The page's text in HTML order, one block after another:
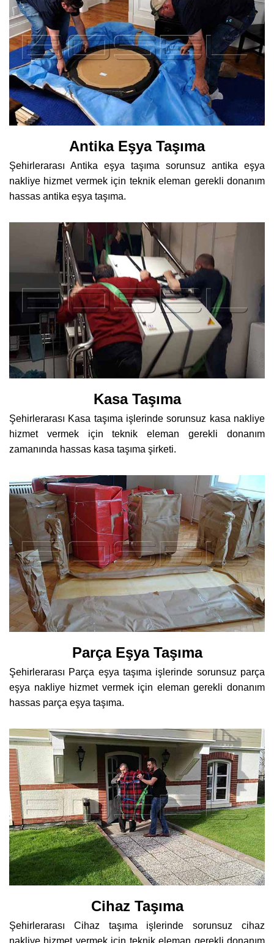
Antika Eşya Taşıma
Şehirlerarası Antika eşya taşıma sorunsuz antika eşya
nakliye hizmet vermek için teknik eleman gerekli donanım
hassas antika eşya taşıma.
Kasa Taşıma
Şehirlerarası Kasa taşıma işlerinde sorunsuz kasa nakliye
hizmet vermek için teknik eleman gerekli donanım
zamanında hassas kasa taşıma şirketi.
Parça Eşya Taşıma
Şehirlerarası Parça eşya taşıma işlerinde sorunsuz parça
eşya nakliye hizmet vermek için eleman gerekli donanım
hassas parça eşya taşıma.
Cihaz Taşıma
Şehirlerarası Cihaz taşıma işlerinde sorunsuz cihaz
nakliye hizmet vermek için teknik eleman gerekli donanım